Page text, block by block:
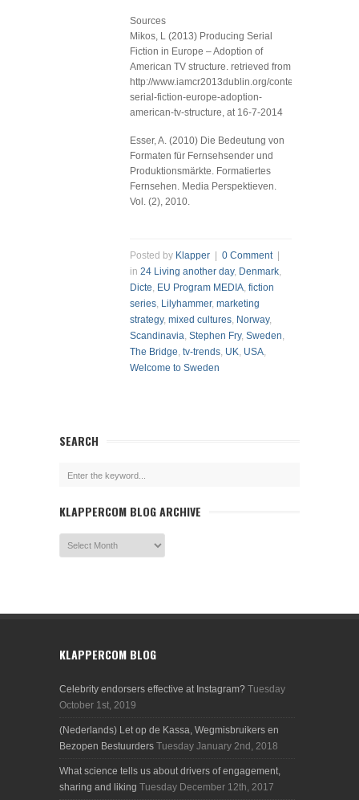
Sources
Mikos, L (2013) Producing Serial
Fiction in Europe – Adoption of
American TV structure. retrieved from
http://www.iamcr2013dublin.org/content/producing-
serial-fiction-europe-adoption-
american-tv-structure, at 16-7-2014
Esser, A. (2010) Die Bedeutung von
Formaten für Fernsehsender und
Produktionsmärkte. Formatiertes
Fernsehen. Media Perspektieven.
Vol. (2), 2010.
Posted by Klapper 0 Comment|
in 24 Living another day, Denmark,
Dicte, EU Program MEDIA, fiction
series, Lilyhammer, marketing
strategy, mixed cultures, Norway,
Scandinavia, Stephen Fry, Sweden,
The Bridge, tv-trends, UK, USA,
Welcome to Sweden
SEARCH
KLAPPERCOM BLOG ARCHIVE
KLAPPERCOM BLOG
Celebrity endorsers effective at Instagram? Tuesday
October 1st, 2019
(Nederlands) Let op de Kassa, Wegmisbruikers en
Bezopen Bestuurders Tuesday January 2nd, 2018
What science tells us about drivers of engagement,
sharing and liking Tuesday December 12th, 2017